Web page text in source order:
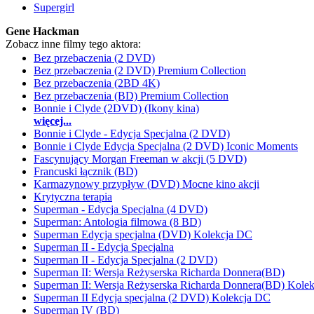
Supergirl
Gene Hackman
Zobacz inne filmy tego aktora:
Bez przebaczenia (2 DVD)
Bez przebaczenia (2 DVD) Premium Collection
Bez przebaczenia (2BD 4K)
Bez przebaczenia (BD) Premium Collection
Bonnie i Clyde (2DVD) (Ikony kina)
więcej...
Bonnie i Clyde - Edycja Specjalna (2 DVD)
Bonnie i Clyde Edycja Specjalna (2 DVD) Iconic Moments
Fascynujący Morgan Freeman w akcji (5 DVD)
Francuski łącznik (BD)
Karmazynowy przypływ (DVD) Mocne kino akcji
Krytyczna terapia
Superman - Edycja Specjalna (4 DVD)
Superman: Antologia filmowa (8 BD)
Superman Edycja specjalna (DVD) Kolekcja DC
Superman II - Edycja Specjalna
Superman II - Edycja Specjalna (2 DVD)
Superman II: Wersja Reżyserska Richarda Donnera(BD)
Superman II: Wersja Reżyserska Richarda Donnera(BD)
Superman II Edycja specjalna (2 DVD) Kolekcja DC
Superman IV (BD)